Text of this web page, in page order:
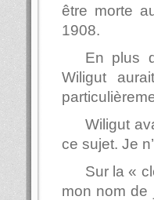
être morte
1908.
En plus
Wiligut
Wiligut
ce sujet. Je
Sur la «
mon nom de